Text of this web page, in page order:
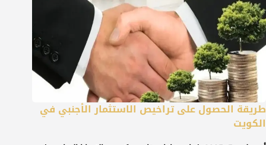
طريقة الحصول على تراخيص الاستثمار الأجنبي في
الكويت